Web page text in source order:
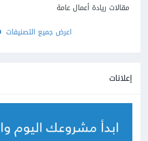
مقالات ريادة أعمال عامة
اعرض جميع التصنيفات
إعلانات